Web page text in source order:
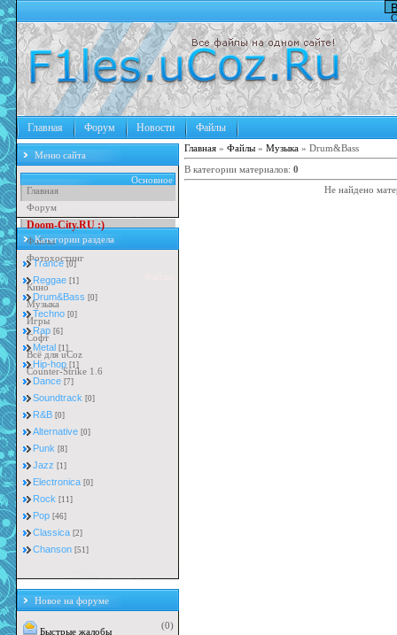
Файлы
Новости
Форум
Главная
Меню сайта
Основное
Главная
Форум
Doom-City.RU :)
Файлы
Фотохостинг
Кино
Музыка
Игры
Софт
Всё для uCoz
Counter-Strike 1.6
Категории раздела
Trance [0]
Reggae [1]
Drum&Bass [0]
Techno [0]
Rap [6]
Metal [1]
Hip-hop [1]
Dance [7]
Soundtrack [0]
R&B [0]
Alternative [0]
Punk [8]
Jazz [1]
Electronica [0]
Rock [11]
Pop [46]
Classica [2]
Chanson [51]
Новое на форуме
Быстрые жалобы
(0)
Главная » Файлы » Музыка » Drum&Bass
В категории материалов: 0
Не найдено